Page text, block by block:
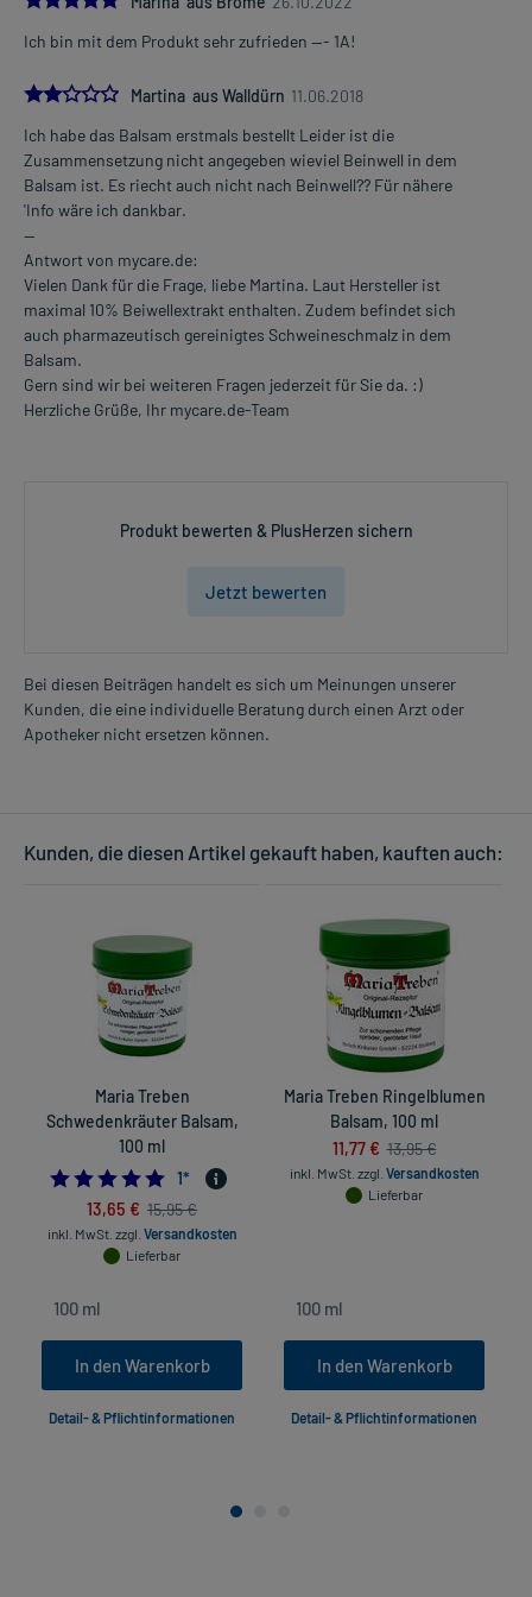
Ich bin mit dem Produkt sehr zufrieden --- 1A!
2.0
Martina aus Walldürn 11.06.2018
Ich habe das Balsam erstmals bestellt Leider ist die
Zusammensetzung nicht angegeben wieviel Beinwell in dem
Balsam ist. Es riecht auch nicht nach Beinwell?? Für nähere
'Info wäre ich dankbar.
--
Antwort von mycare.de:
Vielen Dank für die Frage, liebe Martina. Laut Hersteller ist
maximal 10% Beiwellextrakt enthalten. Zudem befindet sich
auch pharmazeutisch gereinigtes Schweineschmalz in dem
Balsam.
Gern sind wir bei weiteren Fragen jederzeit für Sie da. :)
Herzliche Grüße, Ihr mycare.de-Team
Produkt bewerten & PlusHerzen sichern
Jetzt bewerten
Bei diesen Beiträgen handelt es sich um Meinungen unserer
Kunden, die eine individuelle Beratung durch einen Arzt oder
Apotheker nicht ersetzen können.
Kunden, die diesen Artikel gekauft haben, kauften auch:
Maria Treben
Schwedenkräuter Balsam,
100 ml
5.0
1*
13,65 € 15,95 €
inkl. MwSt. zzgl. Versandkosten
Lieferbar
In den Warenkorb
Detail- & Pflichtinformationen
Maria Treben Ringelblumen
Balsam, 100 ml
11,77 € 13,95 €
inkl. MwSt. zzgl. Versandkosten
Lieferbar
In den Warenkorb
Detail- & Pflichtinformationen